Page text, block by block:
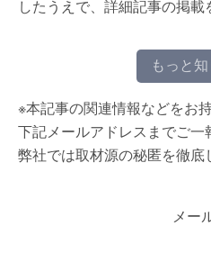
したうえで、詳細記事の掲載
もっと
※本記事の関連情報などをお
下記メールアドレスまでご一
弊社では取材源の秘匿を徹底
メー